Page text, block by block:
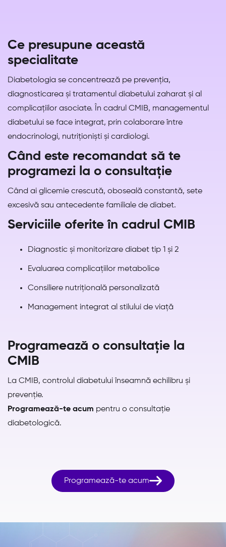
Ce presupune această
specialitate
Diabetologia se concentrează pe prevenția,
diagnosticarea și tratamentul diabetului zaharat și al
complicațiilor asociate. În cadrul CMIB, managementul
diabetului se face integrat, prin colaborare între
endocrinologi, nutriționiști și cardiologi.
Când este recomandat să te
programezi la o consultație
Când ai glicemie crescută, oboseală constantă, sete
excesivă sau antecedente familiale de diabet.
Serviciile oferite în cadrul CMIB
Diagnostic și monitorizare diabet tip 1 și 2
Evaluarea complicațiilor metabolice
Consiliere nutrițională personalizată
Management integrat al stilului de viață
Programează o consultație la
CMIB
La CMIB, controlul diabetului înseamnă echilibru și
prevenție.
Programează-te acum pentru o consultație
diabetologică.
Programează-te acum